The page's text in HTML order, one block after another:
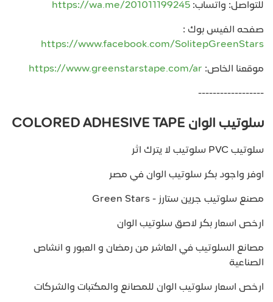
للتواصل: واتساب: https://wa.me/201011199245
صفحه الفيس بوك :
https://www.facebook.com/SolitepGreenStars
موقعنا الخاص: https://www.greenstarstape.com/ar
------------------
سلوتيب الوان COLORED ADHESIVE TAPE
سلوتيب PVC سلوتيب لا يترك اثر
اوفر واجود بكر سلوتيب الوان في مصر
مصنع سلوتيب جرين ستارز - Green Stars
ارخص اسعار بكر لاصق سلوتيب الوان
مصانع السلوتيب في العاشر من رمضان و العبور و انشاص
الصناعية
ارخص اسعار سلوتيب الوان للمصانع والمكتبات والشركات